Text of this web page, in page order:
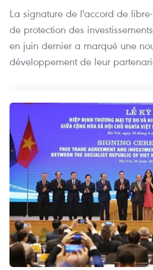
La signature de l'accord de
de protection des
en juin dernier a marqué une
développement de leur